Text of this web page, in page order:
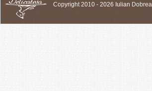
Copyright 2010 - 2026 Iulian Dobrea